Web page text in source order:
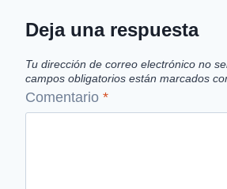
Deja una respuesta
Tu dirección de correo electrónico no
campos obligatorios están marcados
Comentario *